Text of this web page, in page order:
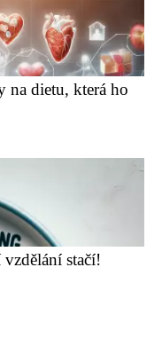
na dietu, která ho
stačí!